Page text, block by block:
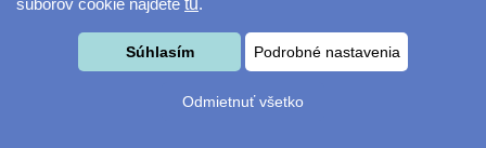
súborov cookie nájdete tu.
Súhlasím Podrobné nastavenia
Odmietnuť všetko